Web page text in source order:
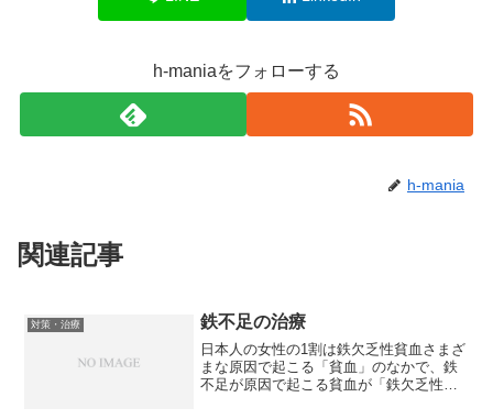
h-maniaをフォローする
h-mania
関連記事
対策・治療 鉄不足の治療
日本人の女性の1割は鉄欠乏性貧血さまざ
まな原因で起こる「貧血」のなかで、鉄
不足が原因で起こる貧血が「鉄欠乏性貧